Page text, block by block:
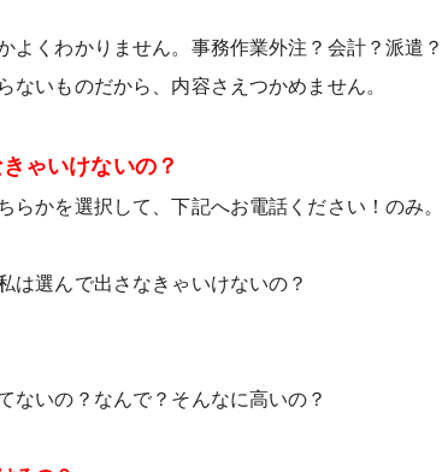
よくわかりません。事務作業外注？会計？派遣
ないものだから、内容さえつかめません。
ゃいけないの？
らかを選択して、下記へお電話ください！のみ
は選んで出さなきゃいけないの？
ないの？なんで？そんなに高いの？